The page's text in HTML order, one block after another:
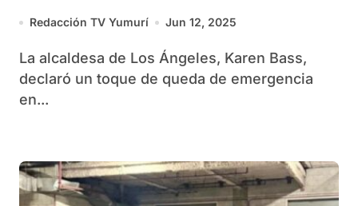
Redacción TV Yumurí Jun 12, 2025
La alcaldesa de Los Ángeles, Karen Bass,
declaró un toque de queda de emergencia
en...